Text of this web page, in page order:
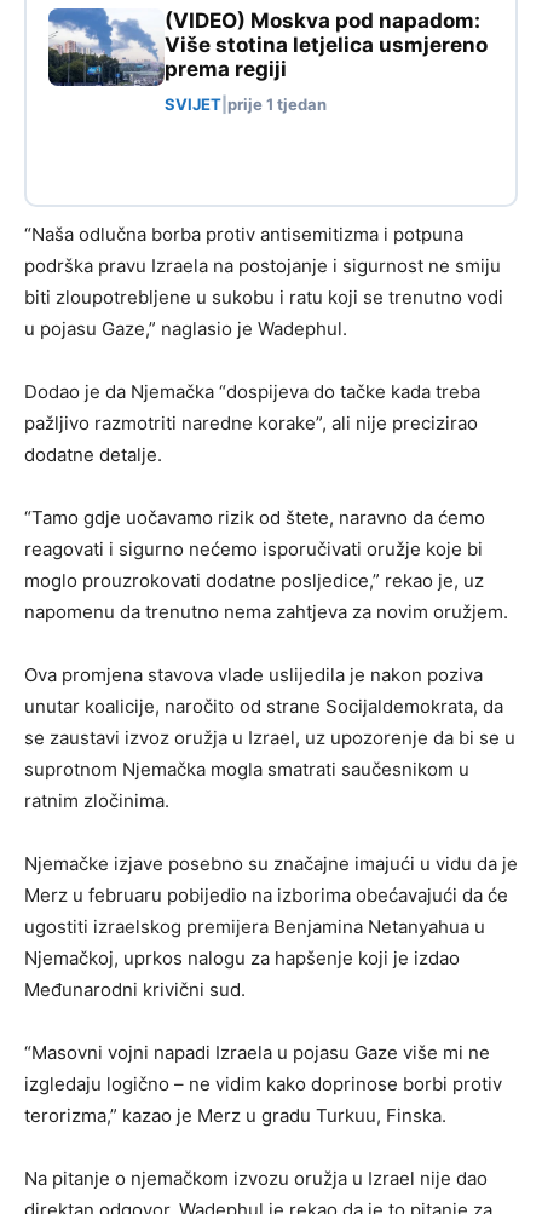
(VIDEO) Moskva pod napadom:
Više stotina letjelica usmjereno
prema regiji
SVIJET prije 1 tjedan
“Naša odlučna borba protiv antisemitizma i potpuna
podrška pravu Izraela na postojanje i sigurnost ne smiju
biti zloupotrebljene u sukobu i ratu koji se trenutno vodi
u pojasu Gaze,” naglasio je Wadephul.
Dodao je da Njemačka “dospijeva do tačke kada treba
pažljivo razmotriti naredne korake”, ali nije precizirao
dodatne detalje.
“Tamo gdje uočavamo rizik od štete, naravno da ćemo
reagovati i sigurno nećemo isporučivati oružje koje bi
moglo prouzrokovati dodatne posljedice,” rekao je, uz
napomenu da trenutno nema zahtjeva za novim oružjem.
Ova promjena stavova vlade uslijedila je nakon poziva
unutar koalicije, naročito od strane Socijaldemokrata, da
se zaustavi izvoz oružja u Izrael, uz upozorenje da bi se u
suprotnom Njemačka mogla smatrati saučesnikom u
ratnim zločinima.
Njemačke izjave posebno su značajne imajući u vidu da je
Merz u februaru pobijedio na izborima obećavajući da će
ugostiti izraelskog premijera Benjamina Netanyahua u
Njemačkoj, uprkos nalogu za hapšenje koji je izdao
Međunarodni krivični sud.
“Masovni vojni napadi Izraela u pojasu Gaze više mi ne
izgledaju logično – ne vidim kako doprinose borbi protiv
terorizma,” kazao je Merz u gradu Turkuu, Finska.
Na pitanje o njemačkom izvozu oružja u Izrael nije dao